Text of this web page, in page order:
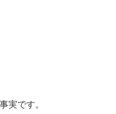
実です。